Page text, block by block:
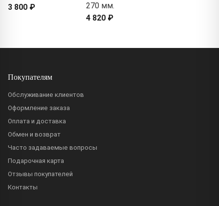
3 800 ₽
270 мм.
4 820 ₽
Покупателям
Обслуживание клиентов
Оформление заказа
Оплата и доставка
Обмен и возврат
Часто задаваемые вопросы
Подарочная карта
Отзывы покупателей
Контакты